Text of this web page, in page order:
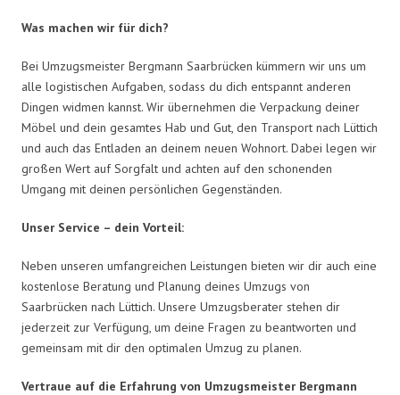
Was machen wir für dich?
Bei Umzugsmeister Bergmann Saarbrücken kümmern wir uns um
alle logistischen Aufgaben, sodass du dich entspannt anderen
Dingen widmen kannst. Wir übernehmen die Verpackung deiner
Möbel und dein gesamtes Hab und Gut, den Transport nach Lüttich
und auch das Entladen an deinem neuen Wohnort. Dabei legen wir
großen Wert auf Sorgfalt und achten auf den schonenden
Umgang mit deinen persönlichen Gegenständen.
Unser Service – dein Vorteil:
Neben unseren umfangreichen Leistungen bieten wir dir auch eine
kostenlose Beratung und Planung deines Umzugs von
Saarbrücken nach Lüttich. Unsere Umzugsberater stehen dir
jederzeit zur Verfügung, um deine Fragen zu beantworten und
gemeinsam mit dir den optimalen Umzug zu planen.
Vertraue auf die Erfahrung von Umzugsmeister Bergmann